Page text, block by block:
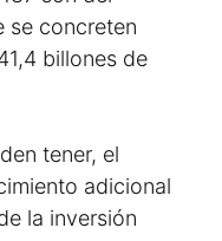
se concreten
billones de
tener, el
adicional
la inversión